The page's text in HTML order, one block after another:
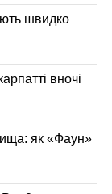
швидко
вночі
як «Фаун»